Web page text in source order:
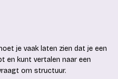
je vaak laten zien dat je een
en kunt vertalen naar een
om structuur.